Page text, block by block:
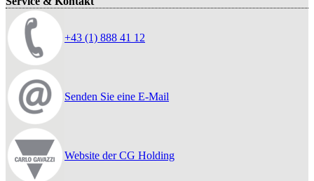
+43 (1) 888 41 12
Senden Sie eine E-Mail
Website der CG Holding